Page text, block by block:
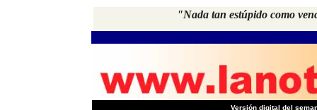
"Nada tan estúpido como
Versión digital del